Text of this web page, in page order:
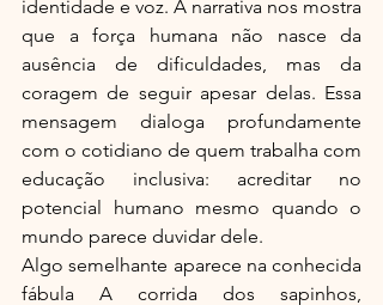
identidade e voz. A narrativa nos mostra
que a força humana não nasce da
ausência de dificuldades, mas da
coragem de seguir apesar delas. Essa
mensagem dialoga profundamente
com o cotidiano de quem trabalha com
educação inclusiva: acreditar no
potencial humano mesmo quando o
mundo parece duvidar dele.
Algo semelhante aparece na conhecida
fábula A corrida dos sapinhos,